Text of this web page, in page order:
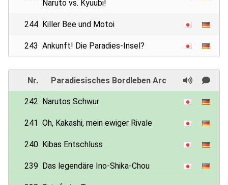
Naruto vs. Kyuubi!
244 Killer Bee und Motoi
243 Ankunft! Die Paradies-Insel?
Nr. Paradiesisches Bordleben Arc
242 Narutos Schwur
241 Oh, Kakashi, mein ewiger Rivale
240 Kibas Entschluss
239 Das legendäre Ino-Shika-Chou